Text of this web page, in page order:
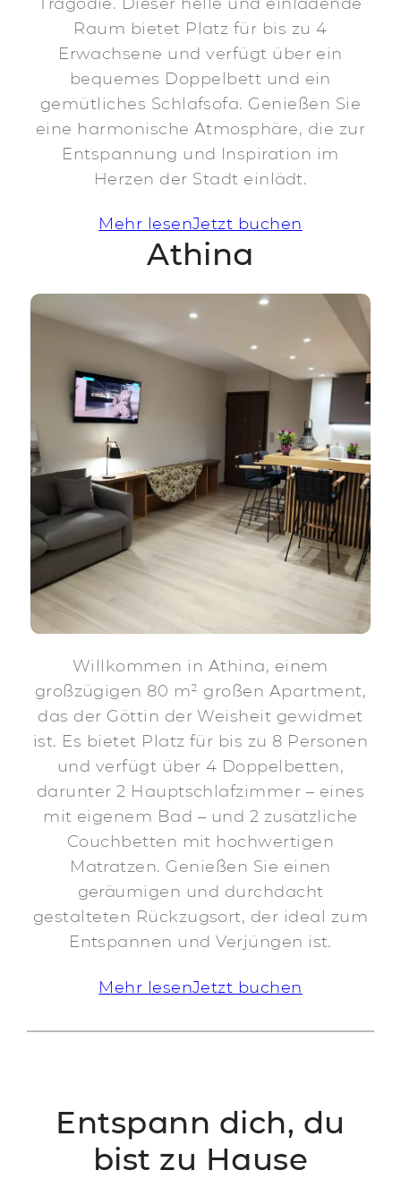
Raum bietet Platz für bis zu 4
Erwachsene und verfügt über ein
bequemes Doppelbett und ein
gemütliches Schlafsofa. Genießen Sie
eine harmonische Atmosphäre, die zur
Entspannung und Inspiration im
Herzen der Stadt einlädt.
Mehr lesenJetzt buchen
Athina
Willkommen in Athina, einem
großzügigen 80 m² großen Apartment,
das der Göttin der Weisheit gewidmet
ist. Es bietet Platz für bis zu 8 Personen
und verfügt über 4 Doppelbetten,
darunter 2 Hauptschlafzimmer – eines
mit eigenem Bad – und 2 zusätzliche
Couchbetten mit hochwertigen
Matratzen. Genießen Sie einen
geräumigen und durchdacht
gestalteten Rückzugsort, der ideal zum
Entspannen und Verjüngen ist.
Mehr lesenJetzt buchen
Entspann dich, du
bist zu Hause